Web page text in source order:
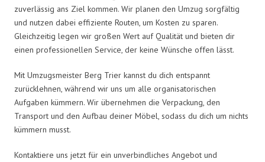
zuverlässig ans Ziel kommen. Wir planen den Umzug sorgfältig
und nutzen dabei effiziente Routen, um Kosten zu sparen.
Gleichzeitig legen wir großen Wert auf Qualität und bieten dir
einen professionellen Service, der keine Wünsche offen lässt.
Mit Umzugsmeister Berg Trier kannst du dich entspannt
zurücklehnen, während wir uns um alle organisatorischen
Aufgaben kümmern. Wir übernehmen die Verpackung, den
Transport und den Aufbau deiner Möbel, sodass du dich um nichts
kümmern musst.
Kontaktiere uns jetzt für ein unverbindliches Angebot und